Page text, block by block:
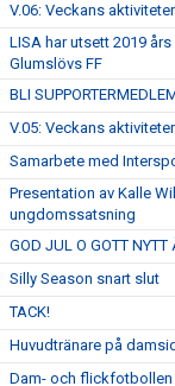
V.06: Veckans aktiviteter
LISA har utsett 2019
Glumslövs FF
BLI
V.05: Veckans aktiviteter
Samarbete med
Presentation av Kalle
ungdomssatsning
GOD JUL O GOTT NYTT
Silly Season snart slut
TACK!
Huvudtränare på
Dam- och